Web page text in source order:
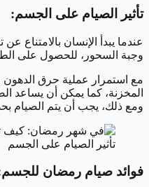
تأثير الصيام على الجسم:
عندما يبدأ الإنسان
وجبة السحور، للحصول على
مع استمرار عملية حرق
المخزنة، كما يمكن أن يساعد
ومع ذلك، يجب أن يتم الصيام
تأثير الصيام على الجسم
فوائد صيام رمضان